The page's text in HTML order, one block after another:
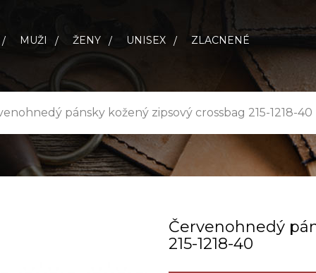
MUŽI ŽENY UNISEX ZLACNENÉ
pánsky kožený zipsový crossbag 215-1218-40
Červenohnedý
215­-1218­-40